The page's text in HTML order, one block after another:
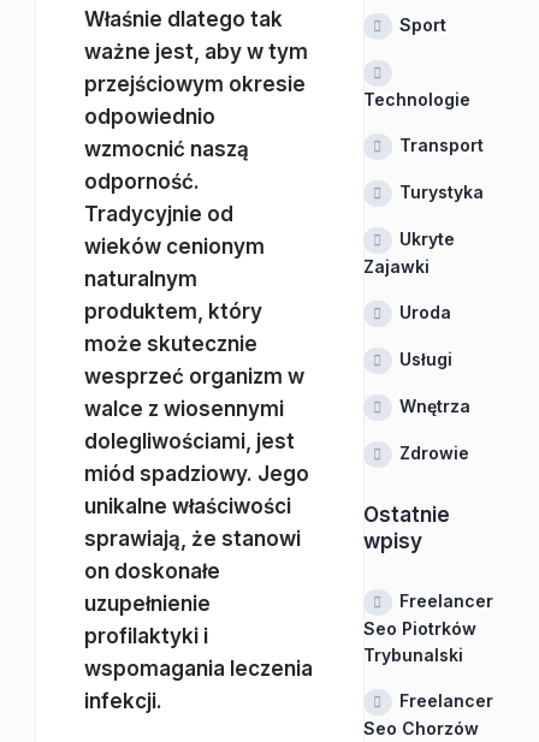
Właśnie dlatego tak
ważne jest, aby w tym
przejściowym okresie
odpowiednio
wzmocnić naszą
odporność.
Tradycyjnie od
wieków cenionym
naturalnym
produktem, który
może skutecznie
wesprzeć organizm w
walce z wiosennymi
dolegliwościami, jest
miód spadziowy. Jego
unikalne właściwości
sprawiają, że stanowi
on doskonałe
uzupełnienie
profilaktyki i
wspomagania leczenia
infekcji.
Sport
Technologie
Transport
Turystyka
Ukryte
Zajawki
Uroda
Usługi
Wnętrza
Zdrowie
Ostatnie
wpisy
Freelancer
Seo Piotrków
Trybunalski
Freelancer
Seo Chorzów